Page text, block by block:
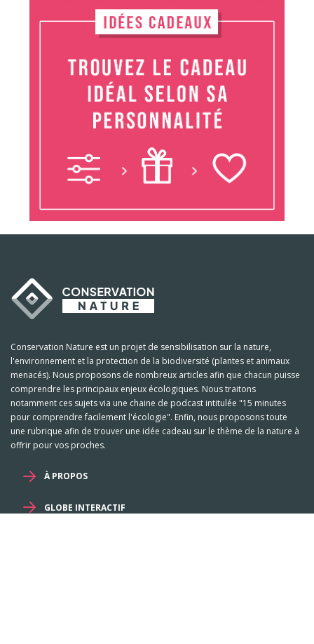
Conservation Nature est un projet de sensibilisation sur la nature,
l'environnement et la protection de la biodiversité (plantes et animaux
menacés). Nous proposons de nombreux articles afin que chacun puisse
comprendre les principaux enjeux écologiques. Nous traitons
notamment ces sujets via une chaine de podcast intitulée "15 minutes
pour comprendre facilement l'écologie". Enfin, nous proposons toute
une rubrique afin de trouver une idée cadeau sur le thème de la nature à
offrir pour vos proches.
À PROPOS
GLOBE INTERACTIF